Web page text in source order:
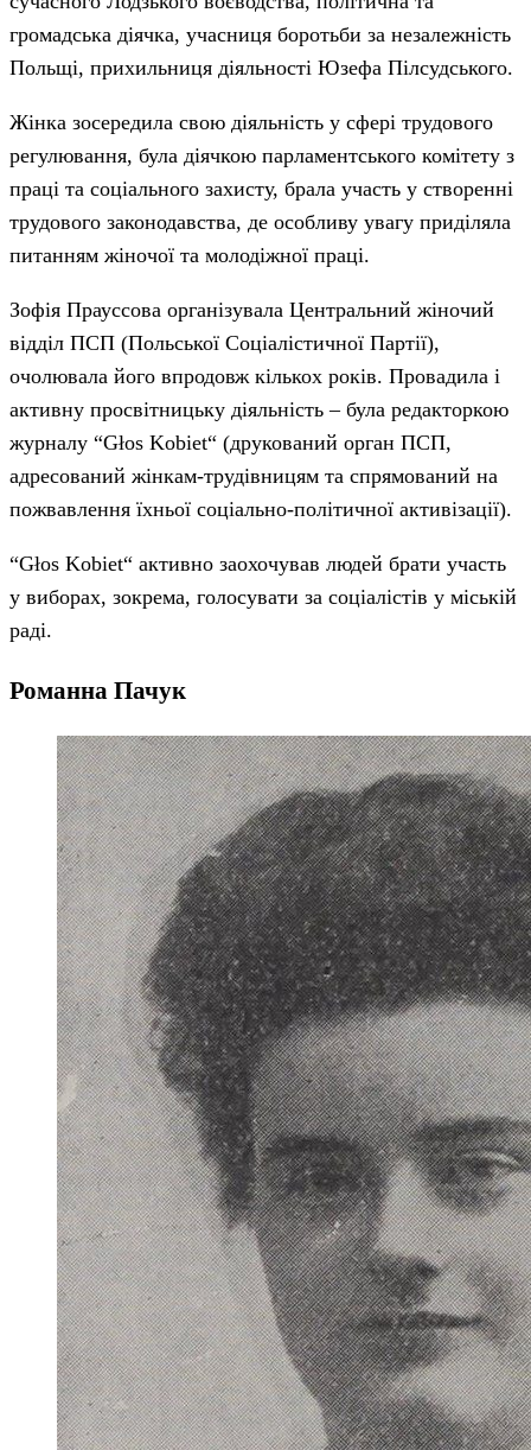
громадська діячка, учасниця боротьби за незалежність
Польщі, прихильниця діяльності Юзефа Пілсудського.
Жінка зосередила свою діяльність у сфері трудового
регулювання, була діячкою парламентського комітету з
праці та соціального захисту, брала участь у створенні
трудового законодавства, де особливу увагу приділяла
питанням жіночої та молодіжної праці.
Зофія Прауссова організувала Центральний жіночий
відділ ПСП (Польської Соціалістичної Партії),
очолювала його впродовж кількох років. Провадила і
активну просвітницьку діяльність – була редакторкою
журналу “Głos Kobiet“ (друкований орган ПСП,
адресований жінкам-трудівницям та спрямований на
пожвавлення їхньої соціально-політичної активізації).
“Głos Kobiet“ активно заохочував людей брати участь
у виборах, зокрема, голосувати за соціалістів у міській
раді.
Романна Пачук